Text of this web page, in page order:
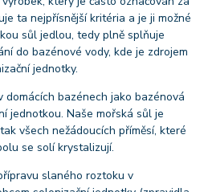
ta nejpřísnější kritéria a je ji možné
sůl jedlou, tedy plně splňuje
do bazénové vody, kde je zdrojem
jednotky.
domácích bazénech jako bazénová
jednotkou. Naše mořská sůl je
všech nežádoucích příměsí, které
se solí krystalizují.
slaného roztoku v